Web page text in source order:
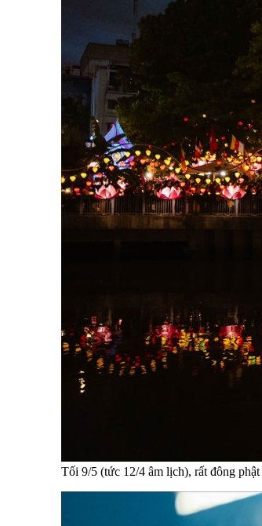
Tối 9/5 (tức 12/4 âm lịch), rất đông